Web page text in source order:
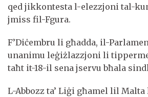
qed jikkontesta l-elezzjoni tal-
jmiss fil-Fgura.
F’Diċembru li għadda, il-
unanimu leġiżlazzjoni li
taħt it-18-il sena jservu bħala
L-Abbozz ta’ Liġi għamel lil